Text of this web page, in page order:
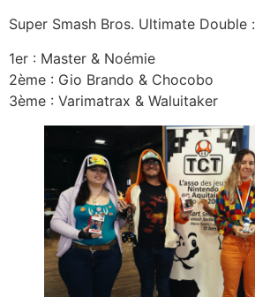
Super Smash Bros. Ultimate Double :
1er : Master & Noémie
2ème : Gio Brando & Chocobo
3ème : Varimatrax & Waluitaker